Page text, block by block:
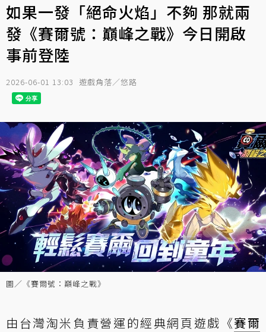
如果一發「絕命火焰」不夠 那就兩
發《賽爾號：巔峰之戰》今日開啟
事前登陸
2026-06-01 13:03 遊戲角落／悠路
圖／《賽爾號：巔峰之戰》
由台灣淘米負責營運的經典網頁遊戲《賽爾